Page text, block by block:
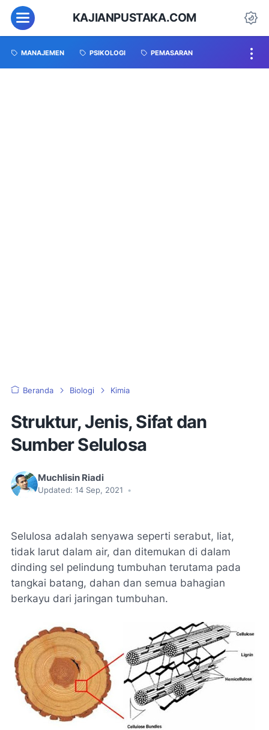
KAJIANPUSTAKA.COM
MANAJEMEN PSIKOLOGI PEMASARAN
Beranda Biologi Kimia
Struktur, Jenis, Sifat dan
Sumber Selulosa
Muchlisin Riadi
Updated: 14 Sep, 2021 •
Selulosa adalah senyawa seperti serabut, liat,
tidak larut dalam air, dan ditemukan di dalam
dinding sel pelindung tumbuhan terutama pada
tangkai batang, dahan dan semua bahagian
berkayu dari jaringan tumbuhan.